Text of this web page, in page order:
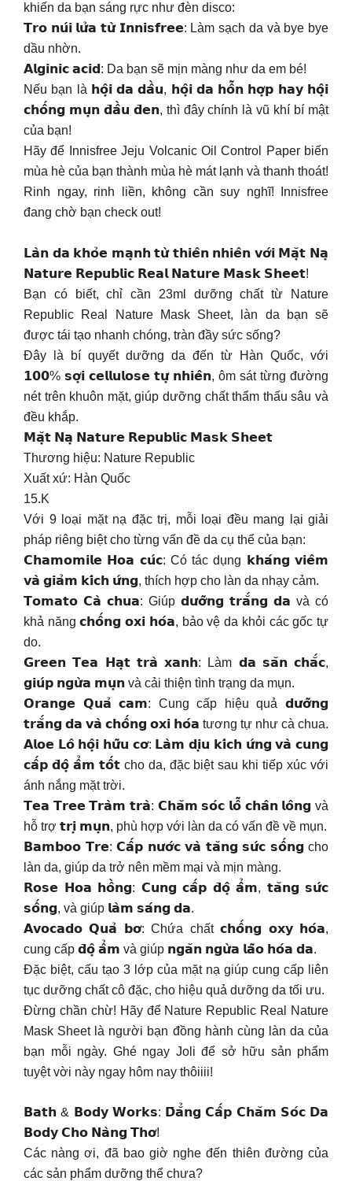
khiến da bạn sáng rực như đèn disco:
𝗧𝗿𝗼 𝗻𝘂́𝗶 𝗹𝘂̛̉𝗮 𝘁𝘂̛̀ 𝗜𝗻𝗻𝗶𝘀𝗳𝗿𝗲𝗲: Làm sạch da và bye bye
dầu nhờn.
𝗔𝗹𝗴𝗶𝗻𝗶𝗰 𝗮𝗰𝗶𝗱: Da bạn sẽ mịn màng như da em bé!
Nếu bạn là 𝗵𝗼̣̂𝗶 𝗱𝗮 𝗱𝗮̂̀𝘂, 𝗵𝗼̣̂𝗶 𝗱𝗮 𝗵𝗼̂̃𝗻 𝗵𝗼̛̣𝗽 𝗵𝗮𝘆 𝗵𝗼̣̂𝗶
𝗰𝗵𝗼̂́𝗻𝗴 𝗺𝘂̣𝗻 𝗱̄𝗮̂̀𝘂 𝗱̄𝗲𝗻, thì đây chính là vũ khí bí mật
của bạn!
Hãy để Innisfree Jeju Volcanic Oil Control Paper biến
mùa hè của bạn thành mùa hè mát lạnh và thanh thoát!
Rinh ngay, rinh liền, không cần suy nghĩ! Innisfree
đang chờ bạn check out!
𝗟𝗮̀𝗻 𝗱𝗮 𝗸𝗵𝗼̉𝗲 𝗺𝗮̣𝗻𝗵 𝘁𝘂̛̀ 𝘁𝗵𝗶𝗲̂𝗻 𝗻𝗵𝗶𝗲̂𝗻 𝘃𝗼̛́𝗶 𝗠𝗮̣̆𝘁 𝗡𝗮̣
𝗡𝗮𝘁𝘂𝗿𝗲 𝗥𝗲𝗽𝘂𝗯𝗹𝗶𝗰 𝗥𝗲𝗮𝗹 𝗡𝗮𝘁𝘂𝗿𝗲 𝗠𝗮𝘀𝗸 𝗦𝗵𝗲𝗲𝘁!
Bạn có biết, chỉ cần 23ml dưỡng chất từ Nature
Republic Real Nature Mask Sheet, làn da bạn sẽ
được tái tạo nhanh chóng, tràn đầy sức sống?
Đây là bí quyết dưỡng da đến từ Hàn Quốc, với
𝟭𝟬𝟬% 𝘀𝗼̛̣𝗶 𝗰𝗲𝗹𝗹𝘂𝗹𝗼𝘀𝗲 𝘁𝘂̛̣ 𝗻𝗵𝗶𝗲̂𝗻, ôm sát từng đường
nét trên khuôn mặt, giúp dưỡng chất thẩm thấu sâu và
đều khắp.
𝗠𝗮̣̆𝘁 𝗡𝗮̣ 𝗡𝗮𝘁𝘂𝗿𝗲 𝗥𝗲𝗽𝘂𝗯𝗹𝗶𝗰 𝗠𝗮𝘀𝗸 𝗦𝗵𝗲𝗲𝘁
Thương hiệu: Nature Republic
Xuất xứ: Hàn Quốc
15.K
Với 9 loại mặt nạ đặc trị, mỗi loại đều mang lại giải
pháp riêng biệt cho từng vấn đề da cụ thể của bạn:
𝗖𝗵𝗮𝗺𝗼𝗺𝗶𝗹𝗲 𝗛𝗼𝗮 𝗰𝘂́𝗰: Có tác dụng 𝗸𝗵𝗮́𝗻𝗴 𝘃𝗶𝗲̂𝗺
𝘃𝗮̀ 𝗴𝗶𝗮̉𝗺 𝗸𝗶́𝗰𝗵 𝘂̛́𝗻𝗴, thích hợp cho làn da nhạy cảm.
𝗧𝗼𝗺𝗮𝘁𝗼 𝗖𝗮̀ 𝗰𝗵𝘂𝗮: Giúp 𝗱𝘂̛𝗼̛̃𝗻𝗴 𝘁𝗿𝗮̆́𝗻𝗴 𝗱𝗮 và có
khả năng 𝗰𝗵𝗼̂́𝗻𝗴 𝗼𝘅𝗶 𝗵𝗼́𝗮, bảo vệ da khỏi các gốc tự
do.
𝗚𝗿𝗲𝗲𝗻 𝗧𝗲𝗮 𝗛𝗮̣𝘁 𝘁𝗿𝗮̀ 𝘅𝗮𝗻𝗵: Làm 𝗱𝗮 𝘀𝗮̆𝗻 𝗰𝗵𝗮̆́𝗰,
𝗴𝗶𝘂́𝗽 𝗻𝗴𝘂̛̀𝗮 𝗺𝘂̣𝗻 và cải thiện tình trạng da mụn.
𝗢𝗿𝗮𝗻𝗴𝗲 𝗤𝘂𝗮̉ 𝗰𝗮𝗺: Cung cấp hiệu quả 𝗱𝘂̛𝗼̛̃𝗻𝗴
𝘁𝗿𝗮̆́𝗻𝗴 𝗱𝗮 𝘃𝗮̀ 𝗰𝗵𝗼̂́𝗻𝗴 𝗼𝘅𝗶 𝗵𝗼́𝗮 tương tự như cà chua.
𝗔𝗹𝗼𝗲 𝗟𝗼̂ 𝗵𝗼̣̂𝗶 𝗵𝘂̛̃𝘂 𝗰𝗼̛: 𝗟𝗮̀𝗺 𝗱𝗶̣𝘂 𝗸𝗶́𝗰𝗵 𝘂̛́𝗻𝗴 𝘃𝗮̀ 𝗰𝘂𝗻𝗴
𝗰𝗮̂́𝗽 𝗱̄𝗼̣̂ 𝗮̂̉𝗺 𝘁𝗼̂́𝘁 cho da, đặc biệt sau khi tiếp xúc với
ánh nắng mặt trời.
𝗧𝗲𝗮 𝗧𝗿𝗲𝗲 𝗧𝗿𝗮̀𝗺 𝘁𝗿𝗮̀: 𝗖𝗵𝗮̆𝗺 𝘀𝗼́𝗰 𝗹𝗼̂̃ 𝗰𝗵𝗮̂𝗻 𝗹𝗼̂𝗻𝗴 và
hỗ trợ 𝘁𝗿𝗶̣ 𝗺𝘂̣𝗻, phù hợp với làn da có vấn đề về mụn.
𝗕𝗮𝗺𝗯𝗼𝗼 𝗧𝗿𝗲: 𝗖𝗮̂́𝗽 𝗻𝘂̛𝗼̛́𝗰 𝘃𝗮̀ 𝘁𝗮̆𝗻𝗴 𝘀𝘂̛́𝗰 𝘀𝗼̂́𝗻𝗴 cho
làn da, giúp da trở nên mềm mại và mịn màng.
𝗥𝗼𝘀𝗲 𝗛𝗼𝗮 𝗵𝗼̂̀𝗻𝗴: 𝗖𝘂𝗻𝗴 𝗰𝗮̂́𝗽 𝗱̄𝗼̣̂ 𝗮̂̉𝗺, 𝘁𝗮̆𝗻𝗴 𝘀𝘂̛́𝗰
𝘀𝗼̂́𝗻𝗴, và giúp 𝗹𝗮̀𝗺 𝘀𝗮́𝗻𝗴 𝗱𝗮.
𝗔𝘃𝗼𝗰𝗮𝗱𝗼 𝗤𝘂𝗮̉ 𝗯𝗼̛: Chứa chất 𝗰𝗵𝗼̂́𝗻𝗴 𝗼𝘅𝘆 𝗵𝗼́𝗮,
cung cấp 𝗱̄𝗼̣̂ 𝗮̂̉𝗺 và giúp 𝗻𝗴𝗮̆𝗻 𝗻𝗴𝘂̛̀𝗮 𝗹𝗮̃𝗼 𝗵𝗼́𝗮 𝗱𝗮.
Đặc biệt, cấu tạo 3 lớp của mặt nạ giúp cung cấp liên
tục dưỡng chất cô đặc, cho hiệu quả dưỡng da tối ưu.
Đừng chần chừ! Hãy để Nature Republic Real Nature
Mask Sheet là người bạn đồng hành cùng làn da của
bạn mỗi ngày. Ghé ngay Joli để sở hữu sản phẩm
tuyệt vời này ngay hôm nay thôiiii!
𝗕𝗮𝘁𝗵 & 𝗕𝗼𝗱𝘆 𝗪𝗼𝗿𝗸𝘀: 𝗗̄𝗮̆̉𝗻𝗴 𝗖𝗮̂́𝗽 𝗖𝗵𝗮̆𝗺 𝗦𝗼́𝗰 𝗗𝗮
𝗕𝗼𝗱𝘆 𝗖𝗵𝗼 𝗡𝗮̀𝗻𝗴 𝗧𝗵𝗼̛!
Các nàng ơi, đã bao giờ nghe đến thiên đường của
các sản phẩm dưỡng thể chưa?